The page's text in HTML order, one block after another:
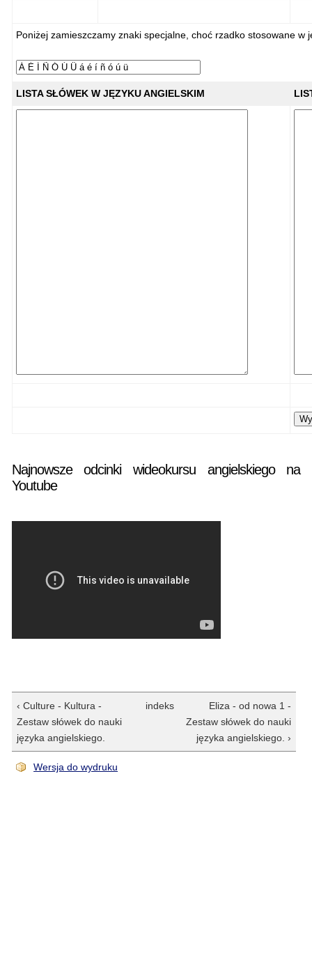
Poniżej zamieszczamy znaki specjalne, choć rzadko stosowane w
LISTA SŁÓWEK W JĘZYKU ANGIELSKIM
Najnowsze odcinki wideokursu angielskiego na
Youtube
‹ Culture - Kultura -
Zestaw słówek do nauki
języka angielskiego.
indeks
Eliza - od nowa 1 -
Zestaw słówek do nauki
języka angielskiego. ›
Wersja do wydruku